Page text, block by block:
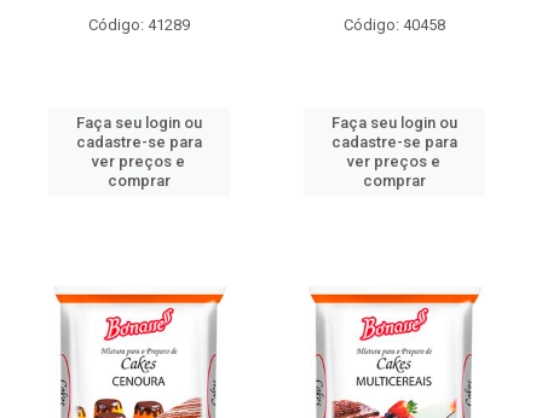
Código: 41289
Faça seu login ou
cadastre-se para
ver preços e
comprar
Código: 40458
Faça seu login ou
cadastre-se para
ver preços e
comprar